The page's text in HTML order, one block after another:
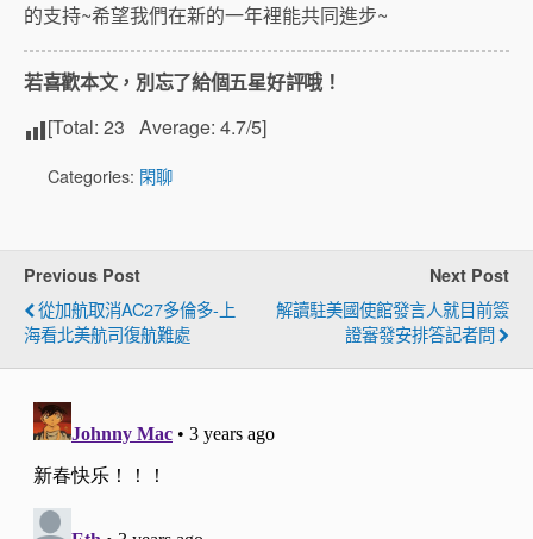
的支持~希望我們在新的一年裡能共同進步~
若喜歡本文，別忘了給個五星好評哦！
[Total: 23 Average: 4.7/5]
Categories: 閑聊
Previous Post
從加航取消AC27多倫多-上
海看北美航司復航難處
Next Post
解讀駐美國使館發言人就目前簽
證審發安排答記者問